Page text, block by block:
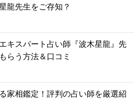
龍先生をご存知？
キスパート占い師『波木星龍』先
らう方法＆口コミ
家相鑑定！評判の占い師を厳選紹